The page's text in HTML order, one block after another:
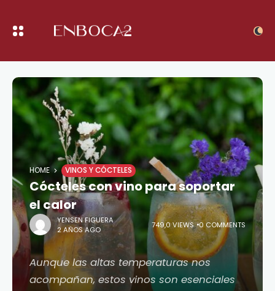
HOME VINOS Y CÓCTELES
Cócteles con vino para soportar
el calor
YENSEN FIGUERA
2 AÑOS AGO
749,0 VIEWS 0 COMMENTS
Aunque las altas temperaturas nos
acompañan, estos vinos son esenciales